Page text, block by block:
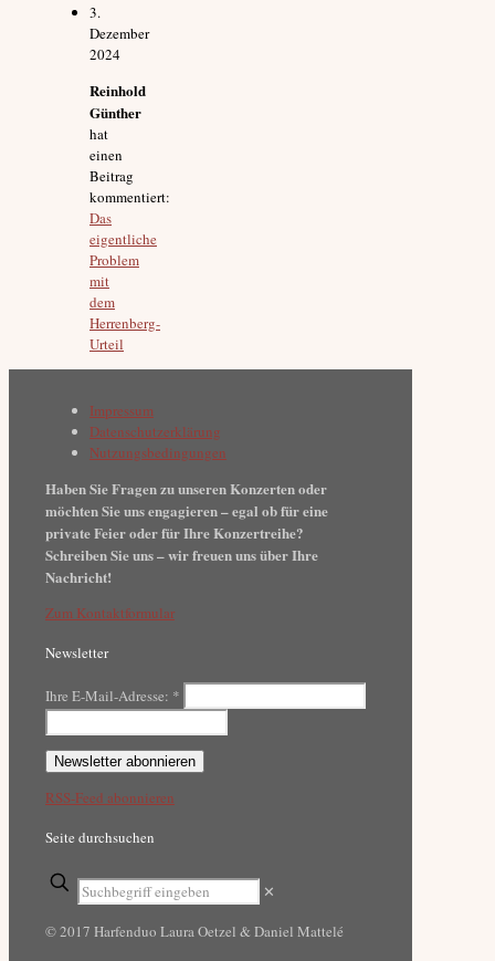
3.
Dezember
2024
Reinhold
Günther
hat
einen
Beitrag
kommentiert:
Das
eigentliche
Problem
mit
dem
Herrenberg-
Urteil
Impressum
Datenschutzerklärung
Nutzungsbedingungen
Haben Sie Fragen zu unseren Konzerten oder
möchten Sie uns engagieren – egal ob für eine
private Feier oder für Ihre Konzertreihe?
Schreiben Sie uns – wir freuen uns über Ihre
Nachricht!
Zum Kontaktformular
Newsletter
Ihre E-Mail-Adresse: *
RSS-Feed abonnieren
Seite durchsuchen
✕
© 2017 Harfenduo Laura Oetzel & Daniel Mattelé